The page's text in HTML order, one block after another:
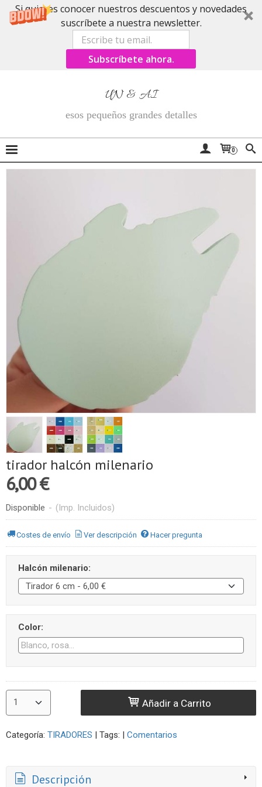
Si quieres conocer nuestros descuentos y novedades
suscríbete a nuestra newsletter.
Subscríbete ahora.
UN & AI
esos pequeños grandes detalles
0
tirador halcón milenario
6,00 €
Disponible - (Imp. Incluidos)
Costes de envío Ver descripción Hacer pregunta
Halcón milenario:
Color:
Añadir a Carrito
Categoría: TIRADORES | Tags: | Comentarios
Descripción